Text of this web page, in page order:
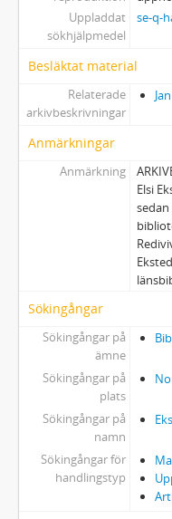
Uppladdat
sökhjälpmedel
se-q-
Besläktat material
Relaterade
arkivbeskrivningar
Anmärkningar
Anmärkning
Elsi
Sökingångar
Sökingångar på
ämne
Sökingångar på
plats
Sökingångar på
namn
Sökingångar för
handlingstyp